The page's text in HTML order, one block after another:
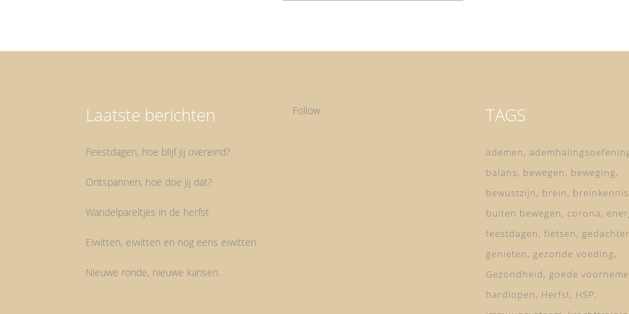
Laatste berichten
Feestdagen, hoe blijf jij overeind?
Ontspannen, hoe doe jij dat?
Wandelpareltjes in de herfst
Eiwitten, eiwitten en nog eens eiwitten
Nieuwe ronde, nieuwe kansen.
Follow TAGS
ademen
balans bewegen
beweging
bewustzijn
brein
breinkennis
buiten bewegen
corona
feestdagen fietsen
genieten
gezonde voeding
Gezondheid
goede
hardlopen
Herfst HSP